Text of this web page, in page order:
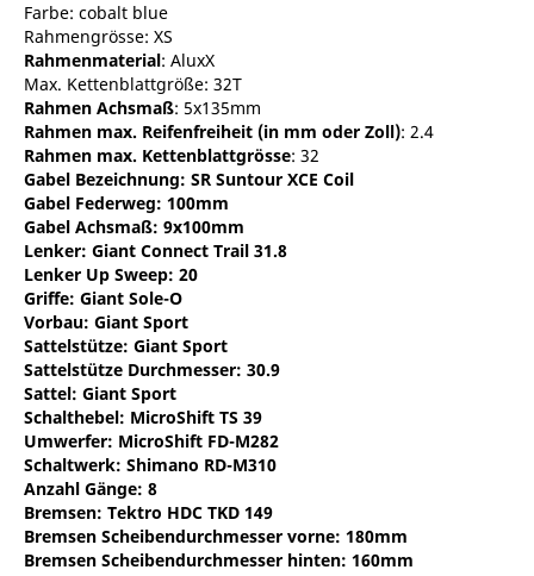
Farbe: cobalt blue
Rahmengrösse: XS
Rahmenmaterial: AluxX
Max. Kettenblattgröße: 32T
Rahmen Achsmaß: 5x135mm
Rahmen max. Reifenfreiheit (in mm oder Zoll): 2.4
Rahmen max. Kettenblattgrösse: 32
Gabel Bezeichnung: SR Suntour XCE Coil
Gabel Federweg: 100mm
Gabel Achsmaß: 9x100mm
Lenker: Giant Connect Trail 31.8
Lenker Up Sweep: 20
Griffe: Giant Sole-O
Vorbau: Giant Sport
Sattelstütze: Giant Sport
Sattelstütze Durchmesser: 30.9
Sattel: Giant Sport
Schalthebel: MicroShift TS 39
Umwerfer: MicroShift FD-M282
Schaltwerk: Shimano RD-M310
Anzahl Gänge: 8
Bremsen: Tektro HDC TKD 149
Bremsen Scheibendurchmesser vorne: 180mm
Bremsen Scheibendurchmesser hinten: 160mm